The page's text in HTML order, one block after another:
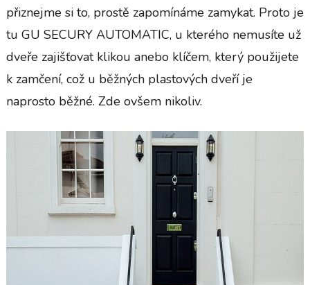
přiznejme si to, prostě zapomínáme zamykat. Proto je
tu GU SECURY AUTOMATIC, u kterého nemusíte už
dveře zajišťovat klikou anebo klíčem, který použijete
k zamčení, což u běžných plastových dveří je
naprosto běžné. Zde ovšem nikoliv.